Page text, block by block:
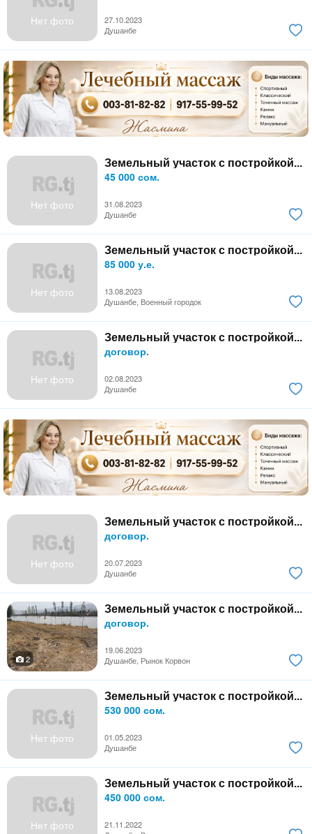
Нет фото
27.10.2023
Душанбе
Нет фото
Земельный участок с постройкой...
45 000 сом.
31.08.2023
Душанбе
Нет фото
Земельный участок с постройкой...
85 000 у.е.
13.08.2023
Душанбе, Военный городок
Нет фото
Земельный участок с постройкой...
договор.
02.08.2023
Душанбе
Нет фото
Земельный участок с постройкой...
договор.
20.07.2023
Душанбе
Земельный участок с постройкой...
договор.
19.06.2023
2
Душанбе, Рынок Корвон
Нет фото
Земельный участок с постройкой...
530 000 сом.
01.05.2023
Душанбе
Нет фото
Земельный участок с постройкой...
450 000 сом.
21.11.2022